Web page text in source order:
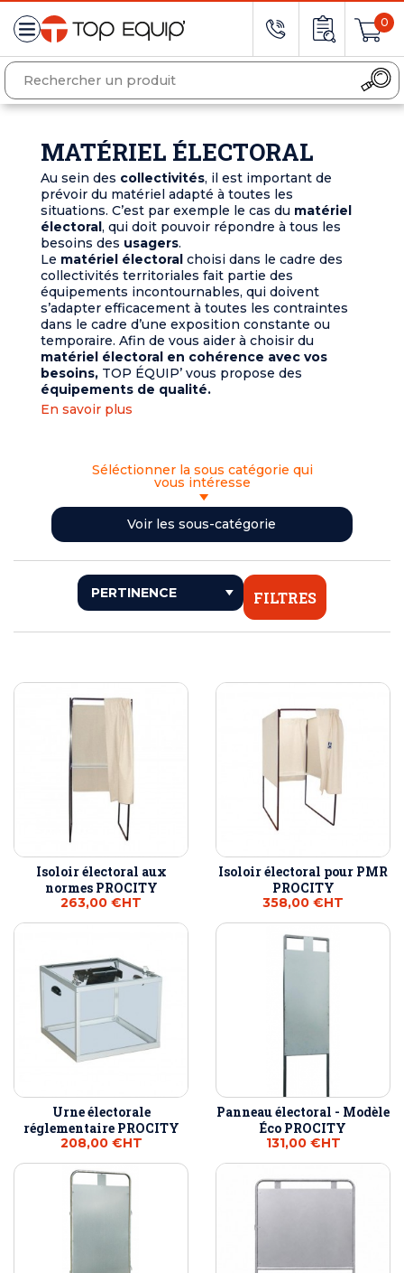
0
MATÉRIEL ÉLECTORAL
Au sein des collectivités, il est important de
prévoir du matériel adapté à toutes les
situations. C’est par exemple le cas du matériel
électoral, qui doit pouvoir répondre à tous les
besoins des usagers.
Le matériel électoral choisi dans le cadre des
collectivités territoriales fait partie des
équipements incontournables, qui doivent
s’adapter efficacement à toutes les contraintes
dans le cadre d’une exposition constante ou
temporaire. Afin de vous aider à choisir du
matériel électoral en cohérence avec vos
besoins, TOP ÉQUIP’ vous propose des
équipements de qualité.
En savoir plus
Séléctionner la sous catégorie qui
vous intéresse
<< RETOUR
ISOLOIRS
URNES ÉLECTORALES
Voir les sous-catégorie
FILTRES
Isoloir électoral aux
normes PROCITY
263,00 €HT
Isoloir électoral pour PMR
PROCITY
358,00 €HT
Urne électorale
réglementaire PROCITY
208,00 €HT
Panneau électoral - Modèle
Éco PROCITY
131,00 €HT